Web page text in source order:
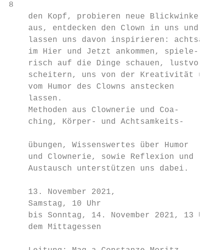
8
den Kopf, probieren neue Blickwinkel
aus, entdecken den Clown in uns und
lassen uns davon inspirieren: achtsam
im Hier und Jetzt ankommen, spiele-
risch auf die Dinge schauen, lustvoll
scheitern, uns von der Kreativität
vom Humor des Clowns anstecken
lassen.
Methoden aus Clownerie und Coa-
ching, Körper- und Achtsamkeits-
übungen, Wissenswertes über Humor
und Clownerie, sowie Reflexion und
Austausch unterstützen uns dabei.
13. November 2021,
Samstag, 10 Uhr
bis Sonntag, 14. November 2021, 13 Uhr
dem Mittagessen